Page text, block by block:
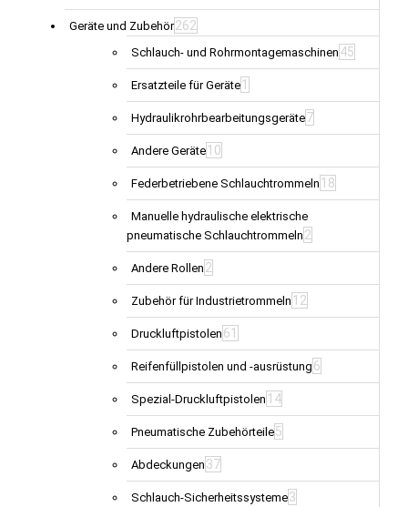
Geräte und Zubehör262
Schlauch- und Rohrmontagemaschinen 45
Ersatzteile für Geräte 1
Hydraulikrohrbearbeitungsgeräte7
Andere Geräte 10
Federbetriebene Schlauchtrommeln 18
Manuelle hydraulische elektrische
pneumatische Schlauchtrommeln 2
Andere Rollen 2
Zubehör für Industrietrommeln 12
Druckluftpistolen 61
Reifenfüllpistolen und -ausrüstung 6
Spezial-Druckluftpistolen 14
Pneumatische Zubehörteile5
Abdeckungen 37
Schlauch-Sicherheitssysteme3